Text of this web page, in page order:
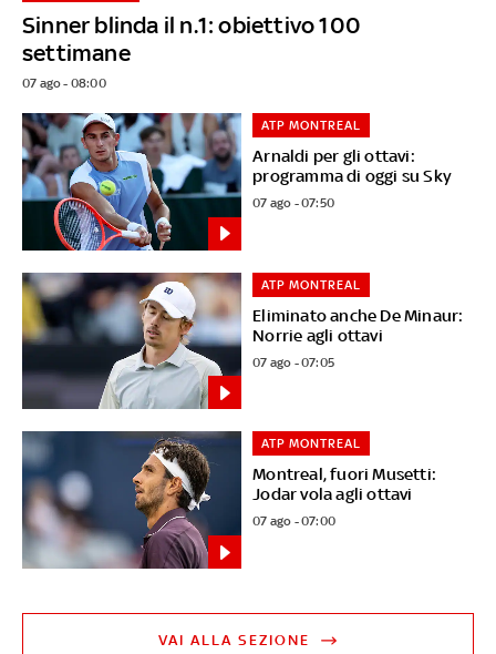
Sinner blinda il n.1: obiettivo 100
settimane
07 ago - 08:00
Arnaldi per gli ottavi:
programma di oggi su Sky
ATP MONTREAL
07 ago - 07:50
Eliminato anche De Minaur:
Norrie agli ottavi
ATP MONTREAL
07 ago - 07:05
Montreal, fuori Musetti:
Jodar vola agli ottavi
ATP MONTREAL
07 ago - 07:00
VAI ALLA SEZIONE